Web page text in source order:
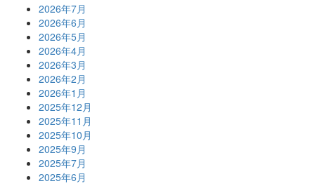
2026年7月
2026年6月
2026年5月
2026年4月
2026年3月
2026年2月
2026年1月
2025年12月
2025年11月
2025年10月
2025年9月
2025年7月
2025年6月